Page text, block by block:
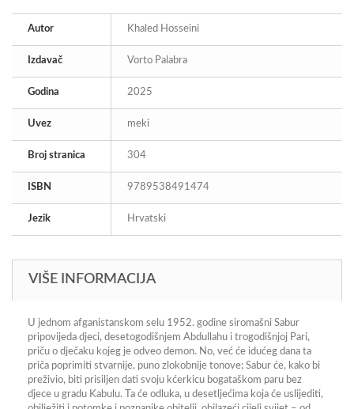
Autor Khaled Hosseini
Izdavač Vorto Palabra
Godina 2025
Uvez meki
Broj stranica 304
ISBN 9789538491474
Jezik Hrvatski
VIŠE INFORMACIJA
U jednom afganistanskom selu 1952. godine siromašni Sabur
pripovijeda djeci, desetogodišnjem Abdullahu i trogodišnjoj Pari,
priču o dječaku kojeg je odveo demon. No, već će idućeg dana ta
priča poprimiti stvarnije, puno zlokobnije tonove; Sabur će, kako bi
preživio, biti prisiljen dati svoju kćerkicu bogataškom paru bez
djece u gradu Kabulu. Ta će odluka, u desetljećima koja će uslijediti,